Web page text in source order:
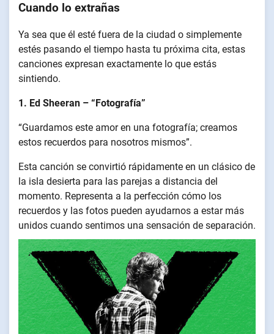
Cuando lo extrañas
Ya sea que él esté fuera de la ciudad o simplemente
estés pasando el tiempo hasta tu próxima cita, estas
canciones expresan exactamente lo que estás
sintiendo.
1. Ed Sheeran – “Fotografía”
“Guardamos este amor en una fotografía; creamos
estos recuerdos para nosotros mismos”.
Esta canción se convirtió rápidamente en un clásico de
la isla desierta para las parejas a distancia del
momento. Representa a la perfección cómo los
recuerdos y las fotos pueden ayudarnos a estar más
unidos cuando sentimos una sensación de separación.